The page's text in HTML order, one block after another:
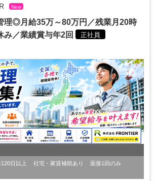
New
理◎月給35万～80万円／残業月20時
み／業績賞与年2回
正社員
日以上 社宅・家賃補助あり
面接1回のみ